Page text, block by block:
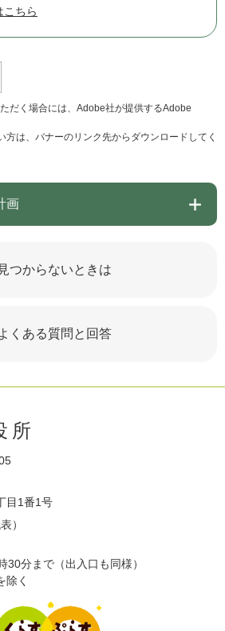
こちら
だく場合には、Adobe社が提供するAdobe
は、バナーのリンク先からダウンロードしてく
画
見つからないときは
くある質問と回答
所
目1番1号
）
30分まで（出入口も同様）
除く